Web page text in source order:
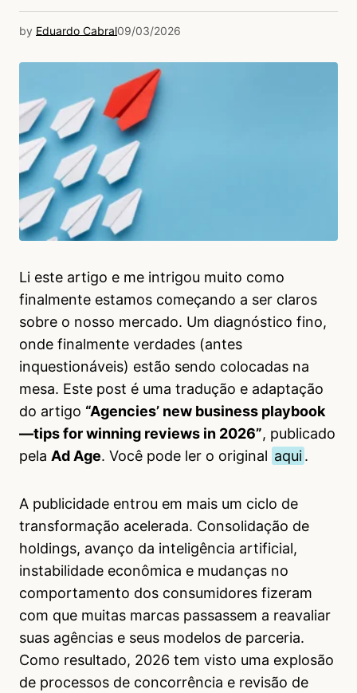
by Eduardo Cabral09/03/2026
Li este artigo e me intrigou muito como
finalmente estamos começando a ser claros
sobre o nosso mercado. Um diagnóstico fino,
onde finalmente verdades (antes
inquestionáveis) estão sendo colocadas na
mesa. Este post é uma tradução e adaptação
do artigo “Agencies’ new business playbook
—tips for winning reviews in 2026”, publicado
pela Ad Age. Você pode ler o original aqui.
A publicidade entrou em mais um ciclo de
transformação acelerada. Consolidação de
holdings, avanço da inteligência artificial,
instabilidade econômica e mudanças no
comportamento dos consumidores fizeram
com que muitas marcas passassem a reavaliar
suas agências e seus modelos de parceria.
Como resultado, 2026 tem visto uma explosão
de processos de concorrência e revisão de